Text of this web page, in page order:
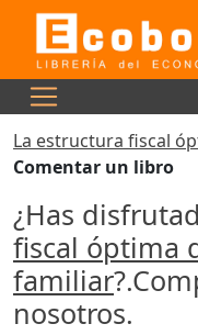
La estructura fiscal
Comentar un libro
¿Has
fiscal óptima
familiar
nosotros.